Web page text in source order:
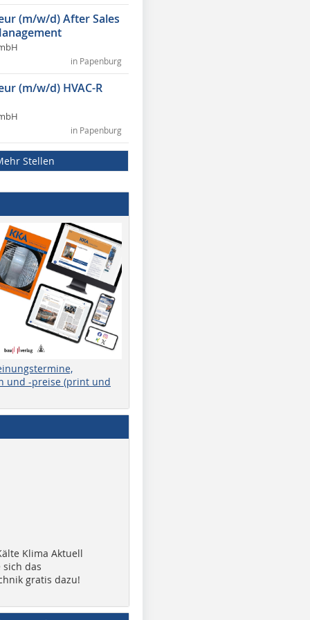
(m/w/d) After Sales
in Papenburg
(m/w/d) HVAC-R
in Papenburg
Stellen
und -preise (print und
Klima Aktuell
sich das
gratis dazu!